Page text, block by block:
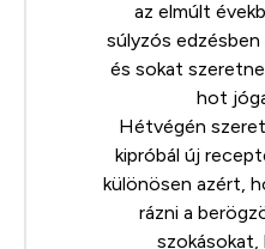
az elmúlt
súlyzós
és sokat
hot
Hétvégén
kipróbál új
különösen azért,
rázni a
szokásokat,